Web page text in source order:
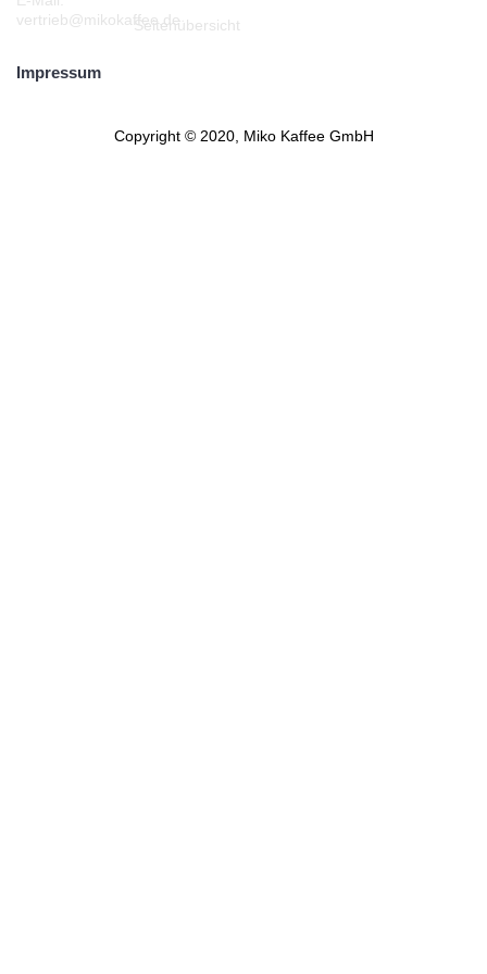
vertrieb@mikokaffee.deSeitenübersicht
Impressum
Copyright © 2020, Miko Kaffee GmbH